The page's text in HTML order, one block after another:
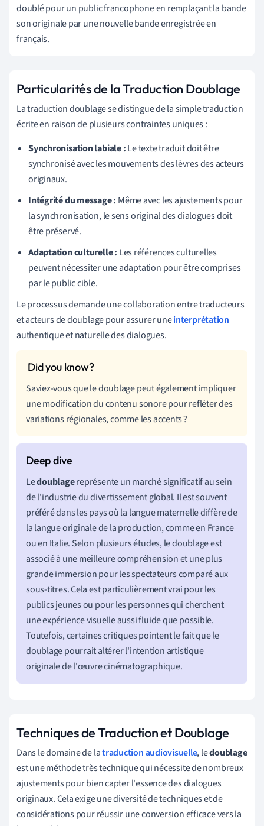
doublé pour un public francophone en remplaçant la bande
son originale par une nouvelle bande enregistrée en
français.
Particularités de la Traduction Doublage
La traduction doublage se distingue de la simple traduction
écrite en raison de plusieurs contraintes uniques :
Synchronisation labiale :Le texte traduit doit être
synchronisé avec les mouvements des lèvres des acteurs
originaux.
Intégrité du message : Même avec les ajustements pour
la synchronisation, le sens original des dialogues doit
être préservé.
Adaptation culturelle : Les références culturelles
peuvent nécessiter une adaptation pour être comprises
par le public cible.
Le processus demande une collaboration entre traducteurs
et acteurs de doublage pour assurer uneinterprétation
authentique et naturelle des dialogues.
Saviez-vous que le doublage peut également impliquer
une modification du contenu sonore pour refléter des
variations régionales, comme les accents ?
Ledoublagereprésente un marché significatif au sein
de l'industrie du divertissement global. Il est souvent
préféré dans les pays où la langue maternelle diffère de
la langue originale de la production, comme en France
ou en Italie. Selon plusieurs études, le doublage est
associé à une meilleure compréhension et une plus
grande immersion pour les spectateurs comparé aux
sous-titres. Cela est particulièrement vrai pour les
publics jeunes ou pour les personnes qui cherchent
une expérience visuelle aussi fluide que possible.
Toutefois, certaines critiques pointent le fait que le
doublage pourrait altérer l'intention artistique
originale de l'œuvre cinématographique.
Techniques de Traduction et Doublage
Dans le domaine de latraduction audiovisuelle, ledoublage
est une méthode très technique qui nécessite de nombreux
ajustements pour bien capter l'essence des dialogues
originaux. Cela exige une diversité de techniques et de
considérations pour réussir une conversion efficace vers la